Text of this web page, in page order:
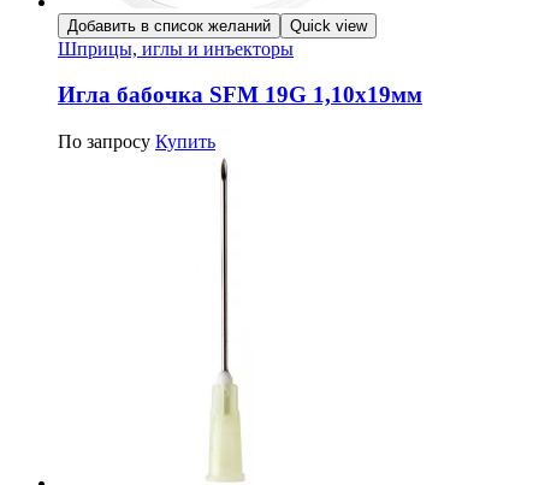
Добавить в список желаний Quick view
Шприцы, иглы и инъекторы
Игла бабочка SFM 19G 1,10х19мм
По запросу Купить